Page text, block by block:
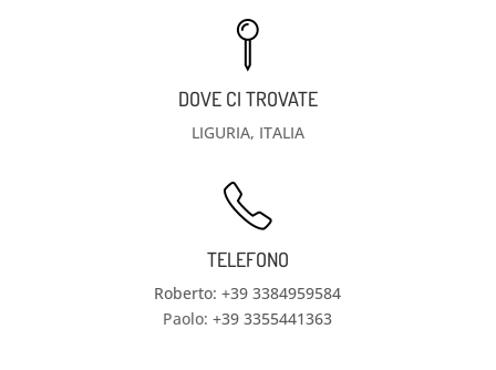
DOVE CI TROVATE
LIGURIA, ITALIA
TELEFONO
Roberto: +39 3384959584
Paolo:+39 3355441363